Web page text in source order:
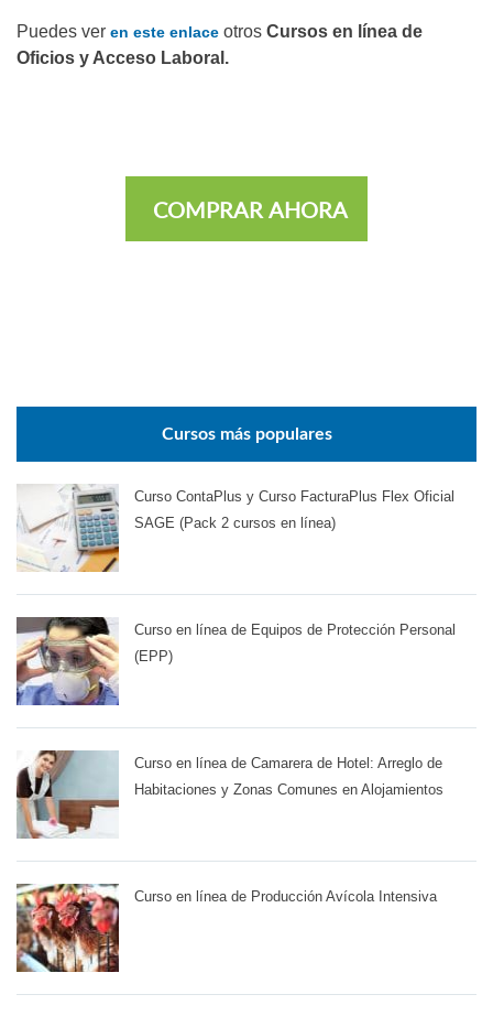
Puedes ver en este enlace otros Cursos en línea de
Oficios y Acceso Laboral.
COMPRAR AHORA
Cursos más populares
Curso ContaPlus y Curso FacturaPlus Flex Oficial
SAGE (Pack 2 cursos en línea)
Curso en línea de Equipos de Protección Personal
(EPP)
Curso en línea de Camarera de Hotel: Arreglo de
Habitaciones y Zonas Comunes en Alojamientos
Curso en línea de Producción Avícola Intensiva